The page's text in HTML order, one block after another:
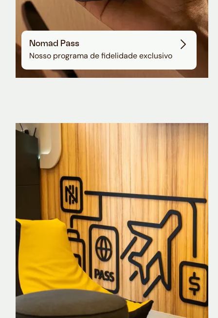
Nomad Pass
Nosso programa de fidelidade exclusivo
Nomad Explorer
Cartão de crédito brasileiro com cashback
em dólar